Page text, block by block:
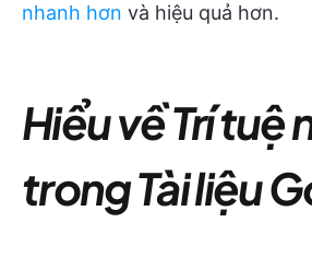
nhanh hơn và hiệu quả hơn.
Hiểu về Trí tuệ
trong Tài liệu